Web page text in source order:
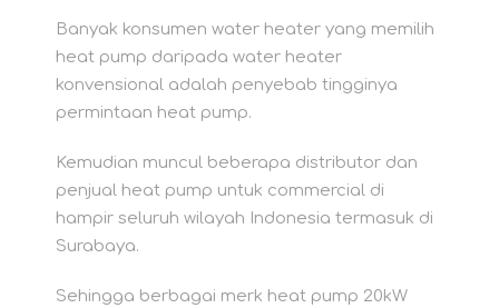
Banyak konsumen water heater yang memilih
heat pump daripada water heater
konvensional adalah penyebab tingginya
permintaan heat pump.
Kemudian muncul beberapa distributor dan
penjual heat pump untuk commercial di
hampir seluruh wilayah Indonesia termasuk di
Surabaya.
Sehingga berbagai merk heat pump 20kW